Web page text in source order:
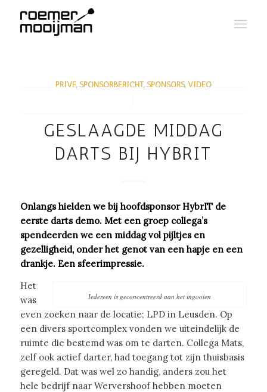
PRIVÉ, SPONSORBERICHT, SPONSORS,VIDEO
GESLAAGDE MIDDAG
DARTS BIJ HYBRIT
Onlangs hielden we bij hoofdsponsor HybrIT de
eerste darts demo. Met een groep collega’s
spendeerden we een middag vol pijltjes en
gezelligheid, onder het genot van een hapje en een
drankje. Een sfeerimpressie.
Iedereen is geconcentreerd aan het ingooien
Het
was
even zoeken naar de locatie; LPD in Leusden. Op
een divers sportcomplex vonden we uiteindelijk de
ruimte die bestemd was om te darten. Collega Mats,
zelf ook actief darter, had toegang tot zijn thuisbasis
geregeld. Dat was wel zo handig, anders zou het
hele bedrijf naar Wervershoof hebben moeten